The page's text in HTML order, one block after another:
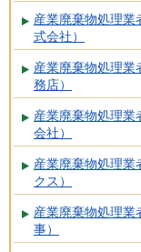
産業廃棄物処理業
式会社）
産業廃棄物処理業
務店）
産業廃棄物処理業
会社）
産業廃棄物処理業
クス）
産業廃棄物処理業
事）